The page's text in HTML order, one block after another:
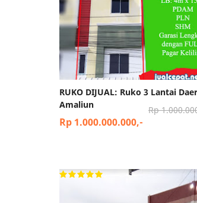
RUKO DIJUAL: Ruko 3 Lantai
Amaliun
Rp
Rp 1.000.000.000,-